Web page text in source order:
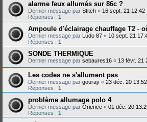
alarme feux allumés sur 86c ?
Dernier message par Stitch « 16 sept. 21 12:42
Réponses : 1
Ampoule d'éclairage chauffage T2 -
Dernier message par Ludo 87 « 10 sept. 21
Réponses : 1
SONDE THERMIQUE
Dernier message par sebaures16 « 13 févr. 21
Les codes ne s'allument pas
Dernier message par gouray « 23 déc. 20 13:52
Réponses : 1
problème allumage polo 4
Dernier message par Orience « 01 déc. 20
Réponses : 1